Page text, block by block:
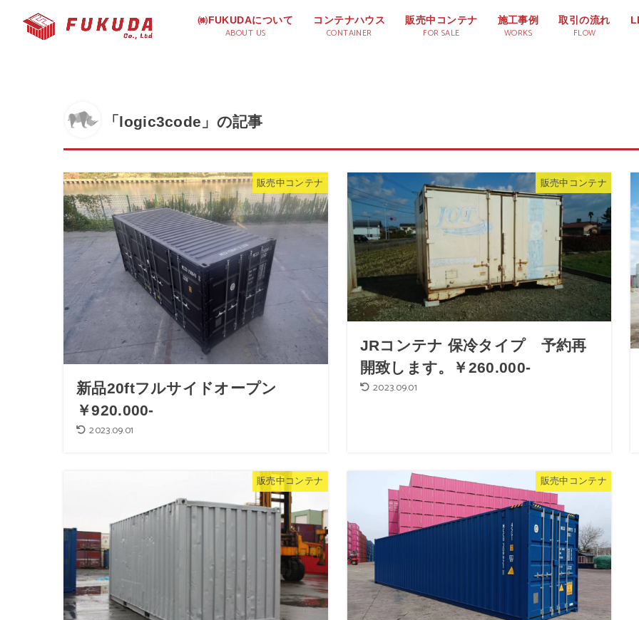
㈱FUKUDAについて
ABOUT US
コンテナハウス
CONTAINER
販売中コンテナ
FOR SALE
施工事例
WORKS
取引の流れ
FLOW
「logic3code」の記事
販売中コンテナ
新品20ftフルサイドオープン
￥920.000-
2023.09.01
販売中コンテナ
JRコンテナ 保冷タイプ 予約再
開致します。￥260.000-
2023.09.01
販売中コンテナ 販売中コンテナ